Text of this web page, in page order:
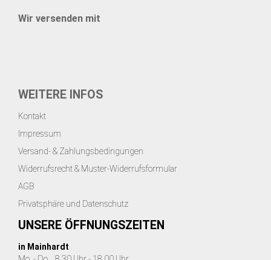
Wir versenden mit
WEITERE INFOS
Kontakt
Impressum
Versand- & Zahlungsbedingungen
Widerrufsrecht & Muster-Widerrufsformular
AGB
Privatsphäre und Datenschutz
UNSERE ÖFFNUNGSZEITEN
in Mainhardt